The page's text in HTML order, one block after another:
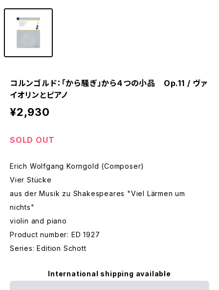
コルンゴルド：「から騒ぎ」から４つの小品 Op.11 / ヴァ
イオリンとピアノ
¥2,930
SOLD OUT
Erich Wolfgang Korngold (Composer)
Vier Stücke
aus der Musik zu Shakespeares "Viel Lärmen um
nichts"
violin and piano
Product number: ED 1927
Series: Edition Schott
International shipping available